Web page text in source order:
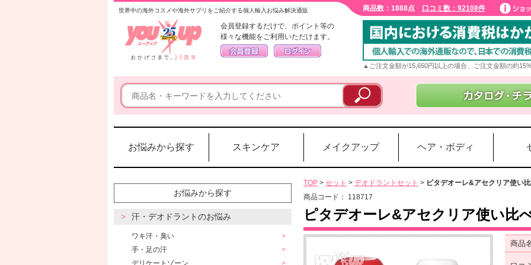
世界中の海外コスメや海外サプリをご紹介する個人輸入お悩み解決通販 商品数：1888点 口コミ数：92108件
会員登録するだけで、ポイント等の
様々な機能をご利用いただけます。
▲ご注文金額が15,650円以上の場合、ご注文金額の約
お悩みから探す スキンケア メイクアップ ヘア・ボディ
お悩みから探す
汗・デオドラントのお悩み
ワキ汗・臭い
手・足の汗
デリケートゾーン
TOP > セット > デオドラントセット > ピタデオーレ&アセクリア使い
商品コード： 118717
ピタデオーレ&アセクリア使い比
商品